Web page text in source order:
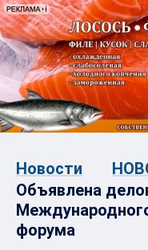
Новости
Объявлена
форума